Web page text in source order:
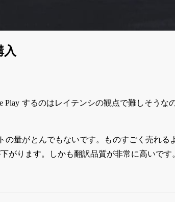
入
Play するのはレイテンシの観点で難しそう
の量がとんでもないです。ものすごく売れ
がります。しかも翻訳品質が非常に高いで